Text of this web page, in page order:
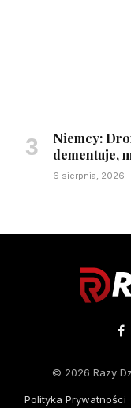
Niemcy:
dementuje,
6 sierpnia, 2026
© 2026 Razy
Polityka Prywatności